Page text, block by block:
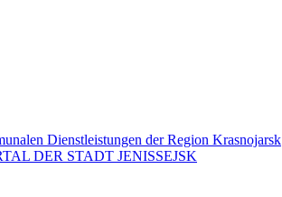
Dienstleistungen der Region Krasnojarsk
DER STADT JENISSEJSK